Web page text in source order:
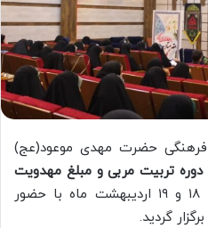
فرهنگی حضرت مهدی موعود(عج)
دوره تربیت مربی و مبلغ مهدویت
در روزهای پنج شنبه و جمعه ۱۸ و ۱۹ اردیبهشت ماه با حضور
گردید.